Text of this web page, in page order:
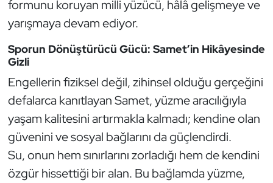
formunu koruyan milli yüzücü, hâlâ gelişmeye ve
yarışmaya devam ediyor.
Sporun Dönüştürücü Gücü: Samet’in Hikâyesinde
Gizli
Engellerin fiziksel değil, zihinsel olduğu gerçeğini
defalarca kanıtlayan Samet, yüzme aracılığıyla
yaşam kalitesini artırmakla kalmadı; kendine olan
güvenini ve sosyal bağlarını da güçlendirdi.
Su, onun hem sınırlarını zorladığı hem de kendini
özgür hissettiği bir alan. Bu bağlamda yüzme,
İşitme Engelli Sporcular
Judo ve Kuraş
Kano ve Rafting
Karate
Kayak
Kempo